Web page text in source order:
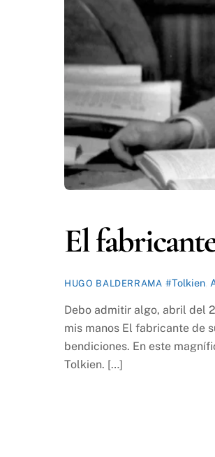
El
HUGO BALDERRAMA #Tolkien,
Debo admitir algo, abril del
mis manos El fabricante de
bendiciones. En este
Tolkien. […]